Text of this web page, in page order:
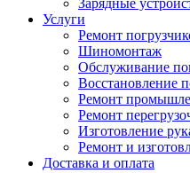
Зарядные
Услуги
Ремонт
Шиномонтаж
Обслуживание
Восстановление
Ремонт
Ремонт
Изготовление
Ремонт и
Доставка и оплата